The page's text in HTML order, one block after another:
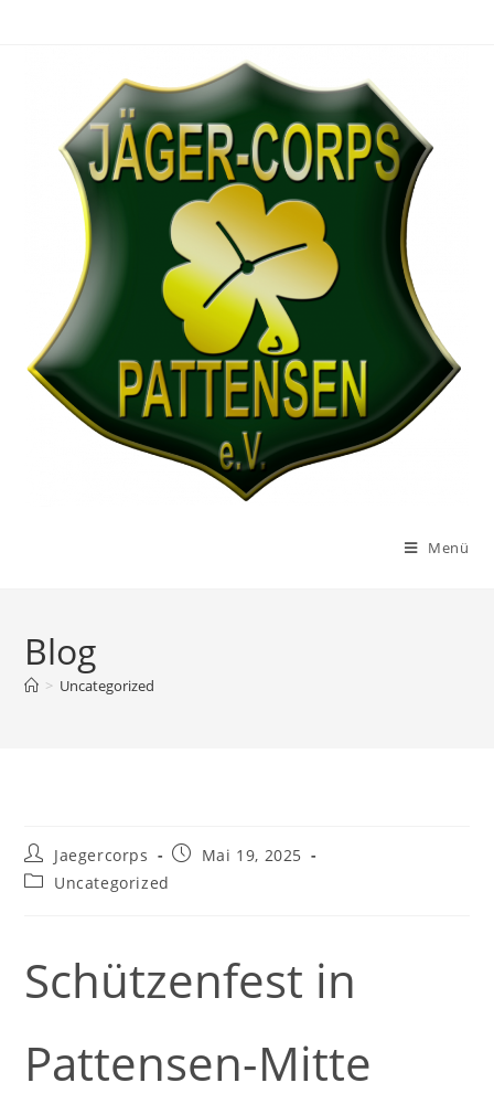
Menü
Blog
> Uncategorized
Jaegercorps
Mai 19, 2025
Uncategorized
Schützenfest in
Pattensen-Mitte